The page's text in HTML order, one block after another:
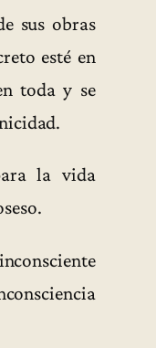
sus obras
esté en
toda y se
la vida